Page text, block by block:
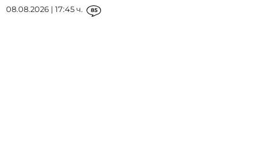
08.08.2026 | 17:45 ч. 85